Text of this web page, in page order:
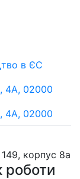
в ЄС
4А, 02000
4А, 02000
корпус 8а
роботи